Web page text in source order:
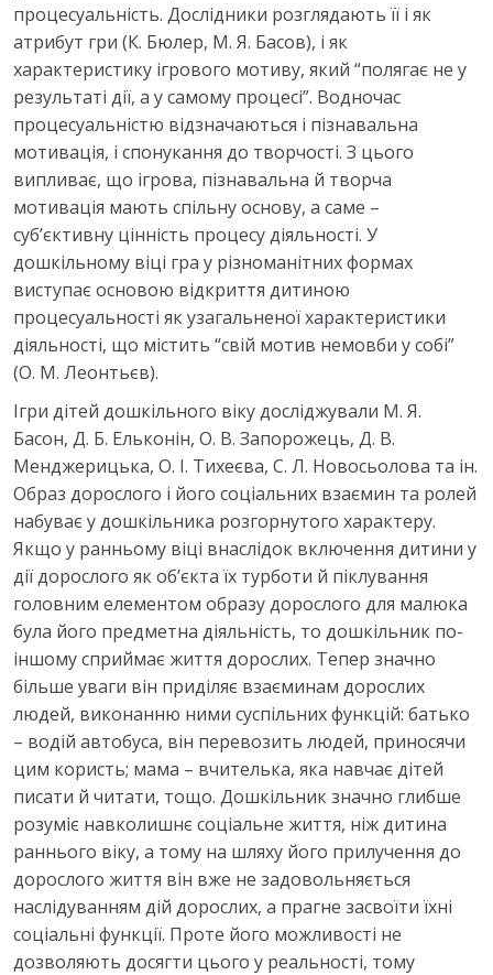
Матеріали для самостійного вивчення
Список використаних джерел
10. РОЗУМОВИЙ РОЗВИТОК ДОШКІЛЬНИКА
Тести модуль 3
процесуальність. Дослідники розглядають її і як
атрибут гри (К. Бюлер, М. Я. Басов), і як
характеристику ігрового мотиву, який “полягає не у
результаті дії, а у самому процесі”. Водночас
процесуальністю відзначаються і пізнавальна
мотивація, і спонукання до творчості. З цього
випливає, що ігрова, пізнавальна й творча
мотивація мають спільну основу, а саме –
суб’єктивну цінність процесу діяльності. У
дошкільному віці гра у різноманітних формах
виступає основою відкриття дитиною
процесуальності як узагальненої характеристики
діяльності, що містить “свій мотив немовби у собі”
(О. М. Леонтьєв).
Ігри дітей дошкільного віку досліджували М. Я.
Басон, Д. Б. Ельконін, О. В. Запорожець, Д. В.
Менджерицька, О. І. Тихеєва, С. Л. Новосьолова та ін.
Образ дорослого і його соціальних взаємин та ролей
набуває у дошкільника розгорнутого характеру.
Якщо у ранньому віці внаслідок включення дитини у
дії дорослого як об’єкта їх турботи й піклування
головним елементом образу дорослого для малюка
була його предметна діяльність, то дошкільник по-
іншому сприймає життя дорослих. Тепер значно
більше уваги він приділяє взаєминам дорослих
людей, виконанню ними суспільних функцій: батько
– водій автобуса, він перевозить людей, приносячи
цим користь; мама – вчителька, яка навчає дітей
писати й читати, тощо. Дошкільник значно глибше
розуміє навколишнє соціальне життя, ніж дитина
раннього віку, а тому на шляху його прилучення до
дорослого життя він вже не задовольняється
наслідуванням дій дорослих, а прагне засвоїти їхні
соціальні функції. Проте його можливості не
дозволяють досягти цього у реальності, тому